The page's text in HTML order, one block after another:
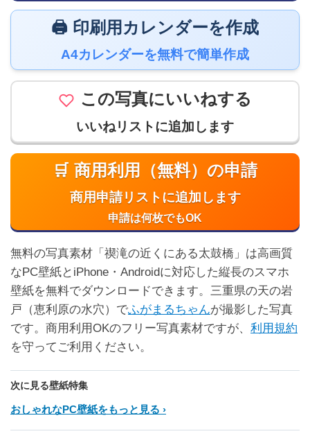
🖨️ 印刷用カレンダーを作成
A4カレンダーを無料で簡単作成
この写真にいいねする
いいねリストに追加します
🛒 商用利用（無料）の申請
商用申請リストに追加します
申請は何枚でもOK
無料の写真素材「禊滝の近くにある太鼓橋」は高画質
なPC壁紙とiPhone・Androidに対応した縦長のスマホ
壁紙を無料でダウンロードできます。三重県の天の岩
戸（恵利原の水穴）でふがまるちゃんが撮影した写真
です。商用利用OKのフリー写真素材ですが、 利用規約
を守ってご利用ください。
次に見る壁紙特集
おしゃれなPC壁紙をもっと見る